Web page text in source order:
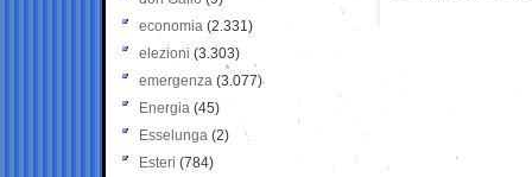
economia (2.331)
elezioni (3.303)
emergenza (3.077)
Energia (45)
Esselunga (2)
Esteri (784)